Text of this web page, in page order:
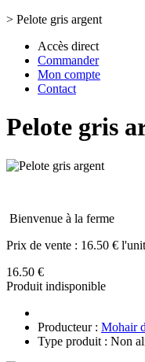
> Pelote gris argent
Accès direct
Commander
Mon compte
Contact
Pelote gris
Bienvenue à la ferme
Prix de vente : 16.50 €
16.50 €
Produit indisponible
Producteur : Mohair
Type produit : Non